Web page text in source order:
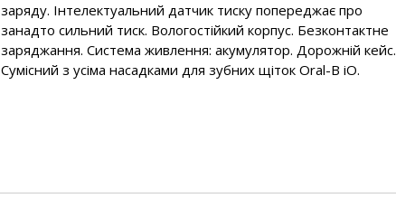
заряду. Інтелектуальний датчик тиску попереджає про
занадто сильний тиск. Вологостійкий корпус. Безконтактне
заряджання. Система живлення: акумулятор. Дорожній кейс.
Сумісний з усіма насадками для зубних щіток Oral-B iO.